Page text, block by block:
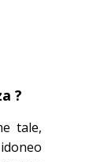
?
tale,